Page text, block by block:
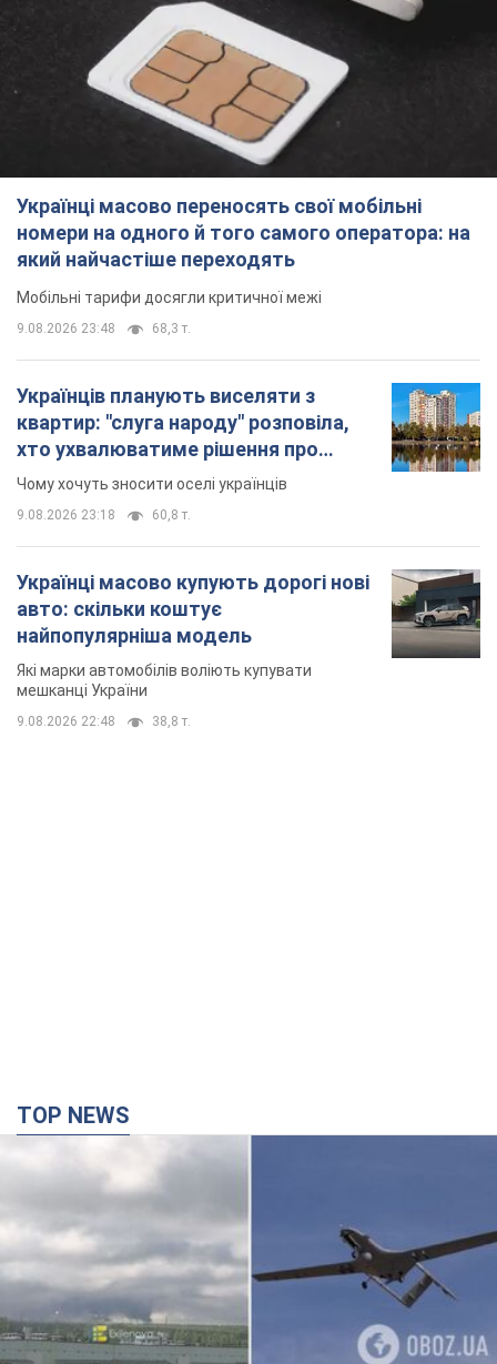
Українці масово переносять свої мобільні
номери на одного й того самого оператора: на
який найчастіше переходять
Мобільні тарифи досягли критичної межі
9.08.2026 23:48 68,3 т.
Українців планують виселяти з
квартир: "слуга народу" розповіла,
хто ухвалюватиме рішення про
знесення будинків
Чому хочуть зносити оселі українців
9.08.2026 23:18 60,8 т.
Українці масово купують дорогі нові
авто: скільки коштує
найпопулярніша модель
Які марки автомобілів воліють купувати
мешканці України
9.08.2026 22:48 38,8 т.
TOP NEWS